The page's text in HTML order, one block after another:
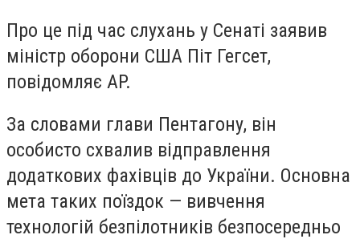
Про це під час слухань у Сенаті заявив
міністр оборони США Піт Гегсет,
повідомляє AP.
За словами глави Пентагону, він
особисто схвалив відправлення
додаткових фахівців до України. Основна
мета таких поїздок — вивчення
технологій безпілотників безпосередньо